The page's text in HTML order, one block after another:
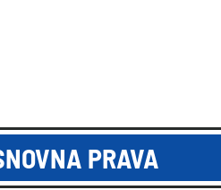
PRAVA